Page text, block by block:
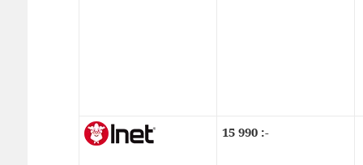
15 990 :-